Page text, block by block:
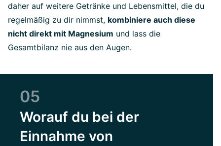
daher auf weitere Getränke und Lebensmittel, die du
regelmäßig zu dir nimmst, kombiniere auch diese
nicht direkt mit Magnesium und lass die
Gesamtbilanz nie aus den Augen.
05
Worauf du bei der
Einnahme von